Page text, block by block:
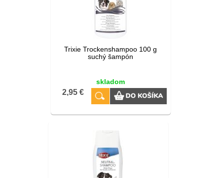
Trixie Trockenshampoo 100 g
suchý šampón
skladom
2,95 €